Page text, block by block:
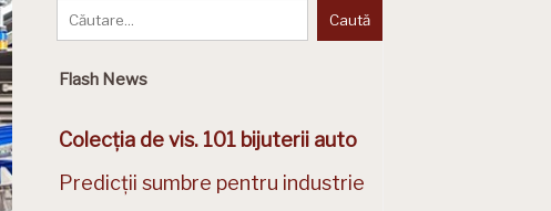
Flash News
Colecția de vis. 101 bijuterii auto
Predicții sumbre pentru industrie